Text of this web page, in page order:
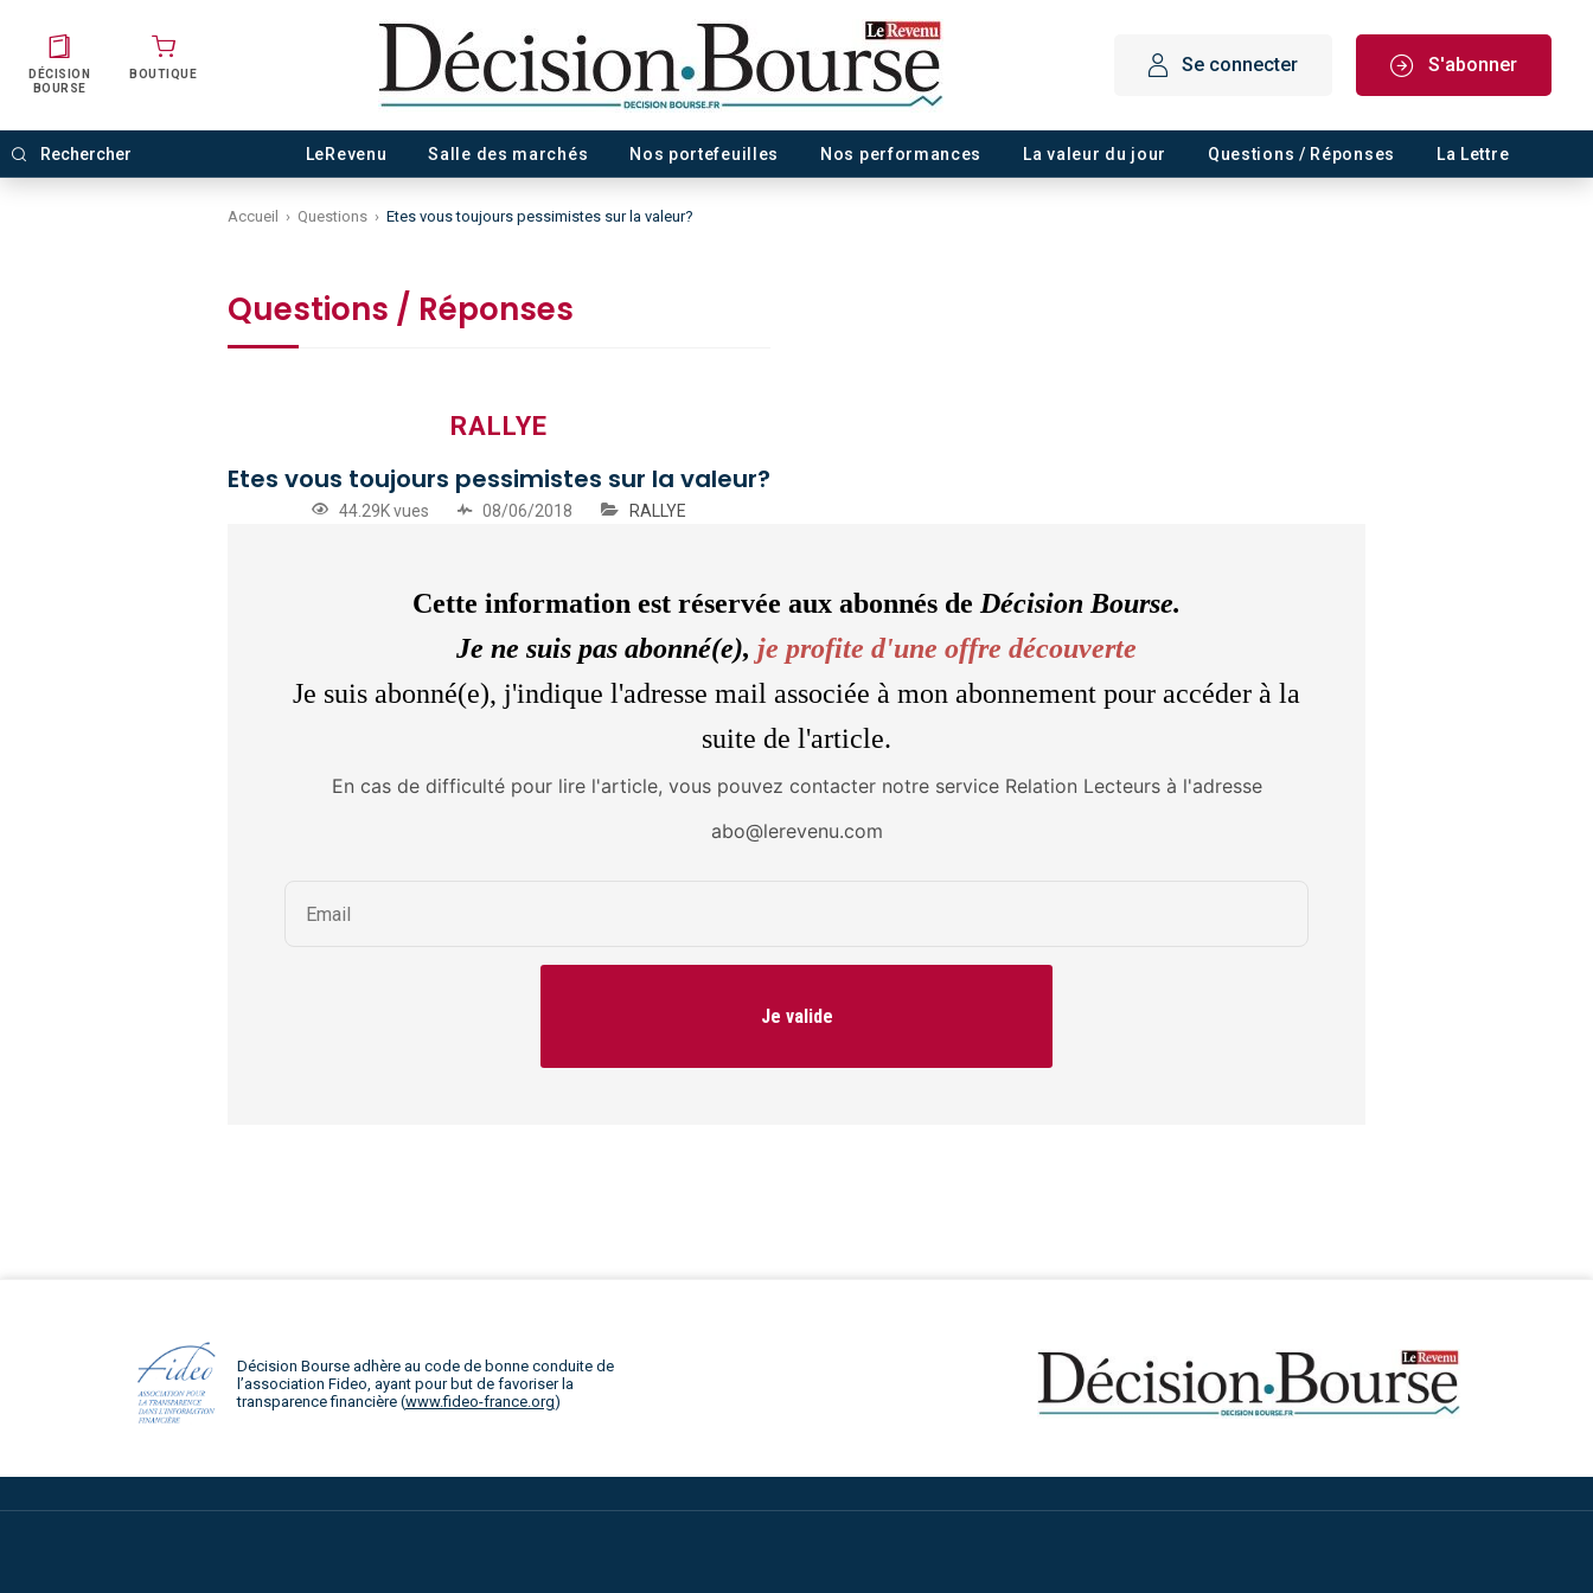
Se connecter S'abonner
DÉCISION
BOURSE
BOUTIQUE
LeRevenu Salle des marchés Nos portefeuilles Nos performances La valeur du jour Questions / Réponses La Lettre
Accueil › Questions › Etes vous toujours pessimistes sur la valeur?
Questions / Réponses
RALLYE
Etes vous toujours pessimistes sur la valeur?
44.29K vues 08/06/2018 RALLYE
Cette information est réservée aux abonnés de Décision Bourse.
Je ne suis pas abonné(e), je profite d'une offre découverte
Je suis abonné(e), j'indique l'adresse mail associée à mon abonnement pour accéder à la
suite de l'article.
En cas de difficulté pour lire l'article, vous pouvez contacter notre service Relation Lecteurs à l'adresse
abo@lerevenu.com
Je valide
Décision Bourse adhère au code de bonne conduite de
l’association Fideo, ayant pour but de favoriser la
transparence financière (www.fideo-france.org)